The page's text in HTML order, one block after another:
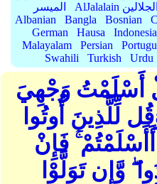
الميسر
AlJalalain الجلالين
Albanian
Bangla Bosnian
German
Hausa
Malayalam
Persian
Swahili
Turkish Urdu
أَسْلَمْتُ وَجْهِيَ
لِّلَّذِينَ أُوتُوا
أَأَسْلَمْتُمْ ۚ فَإِنْ
وَّإِن تَوَلَّوْا